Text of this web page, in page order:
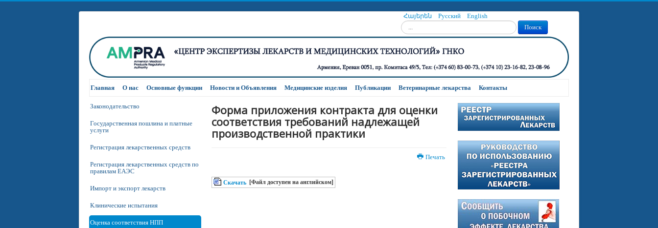
Հայերեն Русский English
Искать... Поиск
Главная О нас Основные функции Новости и Oбъявления Медицинские изделия Публикации Ветеринарные лекарства Контакты
Законодательство
Государственная пошлина и платные
услуги
Регистрация лекарственных средств
Регистрация лекарственных средств по
правилам ЕАЭС
Импорт и экспорт лекарств
Клинические испытания
Оценка соответствия НПП
Форма приложения контракта для оценки
соответствия требований надлежащей
производственной практики
Печать
Скачать [Файл доступен на английском]